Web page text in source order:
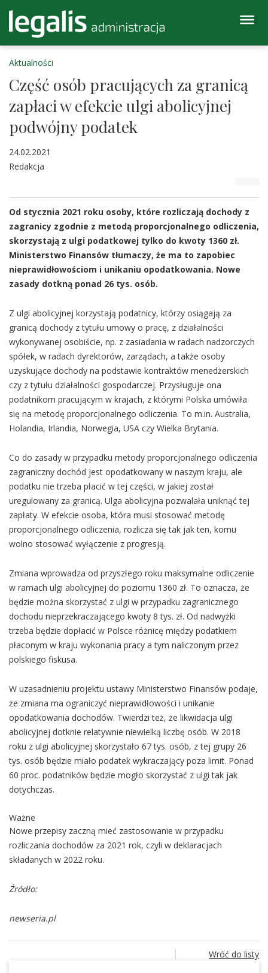
Aktualności
Część osób pracujących za granicą
zapłaci w efekcie ulgi abolicyjnej
podwójny podatek
24.02.2021
Redakcja
Od stycznia 2021 roku osoby, które rozliczają dochody z
zagranicy zgodnie z metodą proporcjonalnego odliczenia,
skorzystają z ulgi podatkowej tylko do kwoty 1360 zł.
Ministerstwo Finansów tłumaczy, że ma to zapobiec
nieprawidłowościom i unikaniu opodatkowania. Nowe
zasady dotkną ponad 26 tys. osób.
Z ulgi abolicyjnej korzystają podatnicy, którzy osiągają za
granicą dochody z tytułu umowy o pracę, z działalności
wykonywanej osobiście, np. z zasiadania w radach nadzorczych
spółek, w radach dyrektorów, zarządach, a także osoby
uzyskujące dochody na podstawie kontraktów menedżerskich
czy z tytułu działalności gospodarczej. Przysługuje ona
podatnikom pracującym w krajach, z którymi Polska umówiła
się na metodę proporcjonalnego odliczenia. To m.in. Australia,
Holandia, Irlandia, Norwegia, USA czy Wielka Brytania.
Co do zasady w przypadku metody proporcjonalnego odliczenia
zagraniczny dochód jest opodatkowany w naszym kraju, ale
podatku nie trzeba płacić w tej części, w jakiej został
uregulowany za granicą. Ulga abolicyjna pozwalała uniknąć tej
zapłaty. W efekcie osoba, która musi stosować metodę
proporcjonalnego odliczenia, rozlicza się tak jak ten, komu
wolno stosować wyłączenie z progresją.
Zmiana wprowadza od przyszłego roku maksymalne odliczenie
w ramach ulgi abolicyjnej do poziomu 1360 zł. To oznacza, że
będzie można skorzystać z ulgi w przypadku zagranicznego
dochodu nieprzekraczającego kwoty 8 tys. zł. Od nadwyżki
trzeba będzie dopłacić w Polsce różnicę między podatkiem
płaconym w kraju wykonania pracy a tym naliczonym przez
polskiego fiskusa.
W uzasadnieniu projektu ustawy Ministerstwo Finansów podaje,
że zmiana ma ograniczyć nieprawidłowości i unikanie
opodatkowania dochodów. Twierdzi też, że likwidacja ulgi
abolicyjnej dotknie relatywnie niewielką liczbę osób. W 2018
roku z ulgi abolicyjnej skorzystało 67 tys. osób, z tej grupy 26
tys. osób będzie miało podatek wykraczający poza limit. Ponad
60 proc. podatników będzie mogło skorzystać z ulgi tak jak
dotychczas.
Ważne
Nowe przepisy zaczną mieć zastosowanie w przypadku
rozliczania dochodów za 2021 rok, czyli w deklaracjach
składanych w 2022 roku.
Źródło:
newseria.pl
Wróć do listy